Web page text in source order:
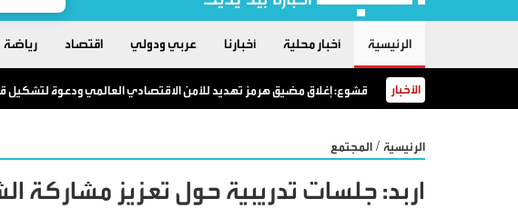
الرئيسية أخبار محلية أخبارنا عربي ودولي اقتصاد رياضة
الأخبار قشوع: إغلاق مضيق هرمز تهديد للأمن الاقتصادي العالمي ودعوة لتشكيل قوة
الرئيسية / المجتمع
اربد: جلسات تدريبية حول تعزيز مشاركة